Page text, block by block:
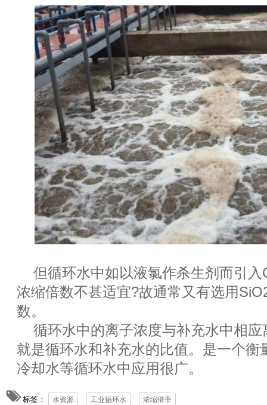
但循环水中如以液氯作杀生剂而引
浓缩倍数不甚适宜?故通常又有选用
数。
循环水中的离子浓度与补充水中相
就是循环水和补充水的比值。是一个衡
冷却水等循环水中应用很广。
标签： 水资源 工业循环水 浓缩倍率